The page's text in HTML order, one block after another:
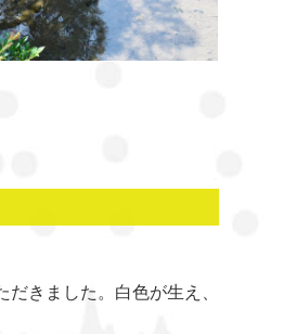
きました。白色が生え、